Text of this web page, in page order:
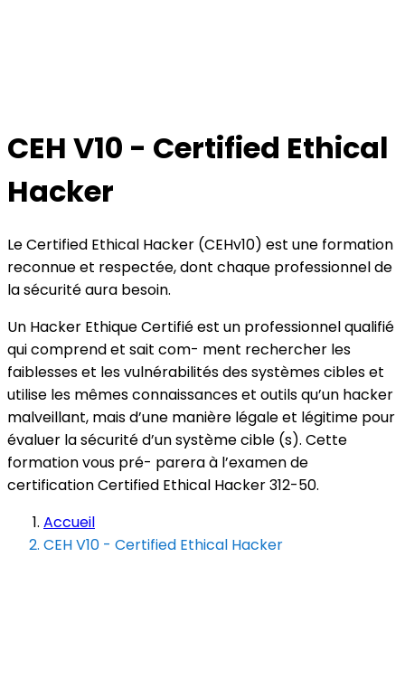
CEH V10 - Certified Ethical
Hacker
Le Certified Ethical Hacker (CEHv10) est une formation
reconnue et respectée, dont chaque professionnel de
la sécurité aura besoin.
Un Hacker Ethique Certifié est un professionnel qualifié
qui comprend et sait com- ment rechercher les
faiblesses et les vulnérabilités des systèmes cibles et
utilise les mêmes connaissances et outils qu’un hacker
malveillant, mais d’une manière légale et légitime pour
évaluer la sécurité d’un système cible (s). Cette
formation vous pré- parera à l’examen de
certification Certified Ethical Hacker 312-50.
Accueil
CEH V10 - Certified Ethical Hacker